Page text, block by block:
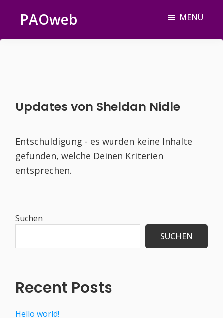
Inhalt
springen
Seitenspalte
springen
Fußzeile
springen
PAOweb MENÜ
Updates von Sheldan Nidle
Entschuldigung - es wurden keine Inhalte
gefunden, welche Deinen Kriterien
entsprechen.
Seitenspalte
Suchen
SUCHEN
Recent Posts
Hello world!